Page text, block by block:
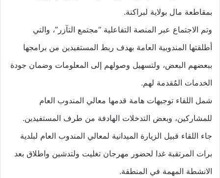
بمقاطعة مال بولاية لبراكنة.
وتم الاجتماع عبر المنصة التفاعلية “مجتمع التآزر”، والتي
أطلقتها المندوبية العامة بهدف ربط المستفيدين من برامجها
ببعضهم البعض، ولتسهيل وصولهم إلى المعلومات وضمان جودة
الخدمات المُقدمة لهم.
شمل اللقاء توجيهات هامة قدمها معالي المندوب العام
للمشاركين، وبعض التدخلات الهادفة من طرف المستفيدين.
جاء اللقاء قبيل الزيارة الميدانية لمعالي المندوب العام لبلدية
برات المرتقبة غدا لحضور مهرجان تغليت ولتدشين واطلاق بعد
الانشطة المهمة في المنطقة.